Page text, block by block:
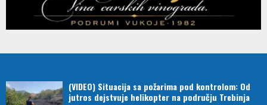
(VIDEO) Situacija sa požarima pod kontrolom: Od
jutros dejstvuje helikopter na području Trebinja